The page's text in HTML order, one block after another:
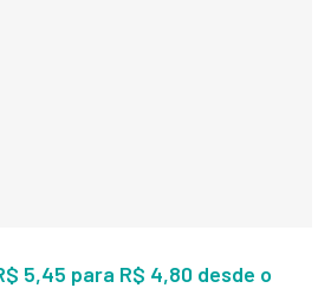
5,45 para R$ 4,80 desde o